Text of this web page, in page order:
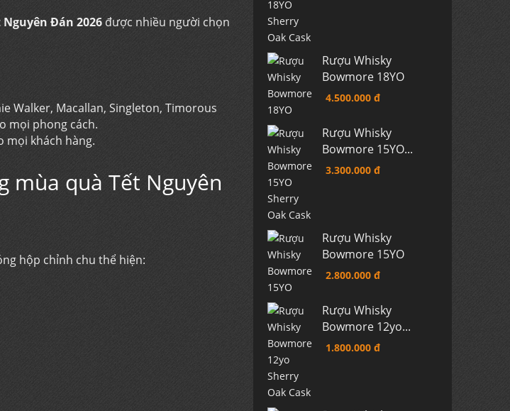
Đán 2026 được nhiều người chọn
Walker, Macallan, Singleton, Timorous
mọi phong cách.
mọi khách hàng.
mùa quà Tết Nguyên
hộp chỉnh chu thể hiện:
Rượu Whisky
Bowmore 18YO
4.500.000 đ
Rượu Whisky
Bowmore 15YO...
3.300.000 đ
Rượu Whisky
Bowmore 15YO
2.800.000 đ
Rượu Whisky
Bowmore 12yo...
1.800.000 đ